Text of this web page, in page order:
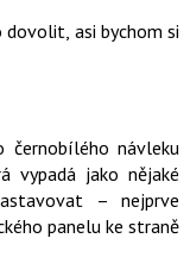
asi bychom si
černobílého návleku
vypadá jako nějaké
– nejprve
panelu ke straně